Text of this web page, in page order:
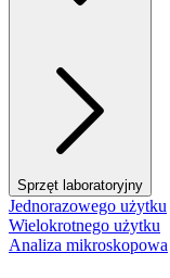
Sprzęt laboratoryjny
Jednorazowego użytku
Wielokrotnego użytku
Analiza mikroskopowa